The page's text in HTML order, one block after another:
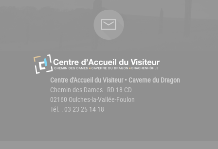
Centre d'Accueil du Visiteur • Caverne du Dragon
Chemin des Dames - RD 18 CD
02160 Oulches-la-Vallée-Foulon
Tél. : 03 23 25 14 18